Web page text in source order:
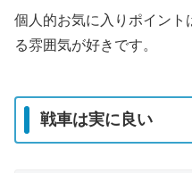
個人的お気に入りポイント
る雰囲気が好きです。
戦車は実に良い